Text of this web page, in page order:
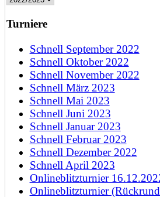
Turniere
Schnell September 2022
Schnell Oktober 2022
Schnell November 2022
Schnell März 2023
Schnell Mai 2023
Schnell Juni 2023
Schnell Januar 2023
Schnell Februar 2023
Schnell Dezember 2022
Schnell April 2023
Onlineblitzturnier
Onlineblitzturnier